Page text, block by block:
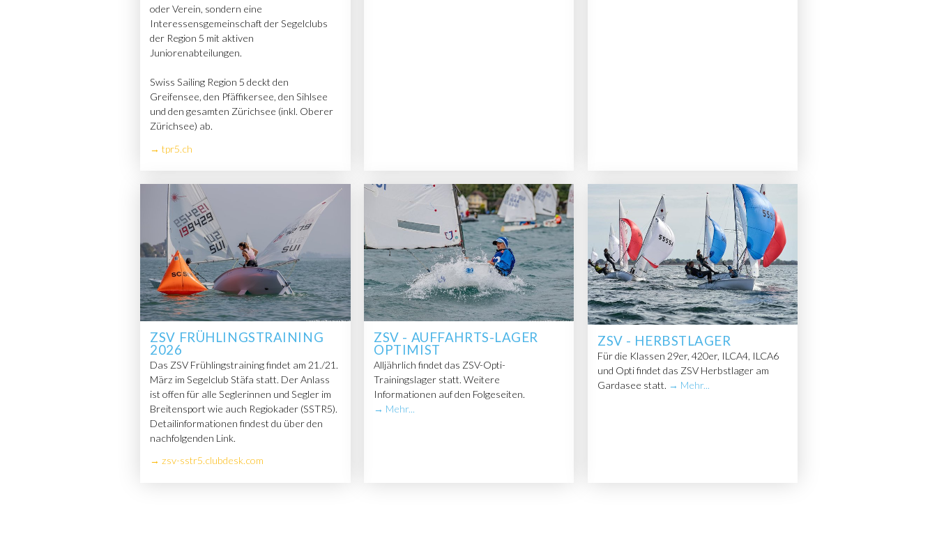
oder Verein, sondern eine
Interessensgemeinschaft der Segelclubs
der Region 5 mit aktiven
Juniorenabteilungen.
Swiss Sailing Region 5 deckt den
Greifensee, den Pfäffikersee, den Sihlsee
und den gesamten Zürichsee (inkl. Oberer
Zürichsee) ab.
→ tpr5.ch
ZSV FRÜHLINGSTRAINING
2026
Das ZSV Frühlingstraining findet am 21./21.
März im Segelclub Stäfa statt. Der Anlass
ist offen für alle Seglerinnen und Segler im
Breitensport wie auch Regiokader (SSTR5).
Detailinformationen findest du über den
nachfolgenden Link.
→ zsv-sstr5.clubdesk.com
ZSV - AUFFAHRTS-LAGER
OPTIMIST
Alljährlich findet das ZSV-Opti-
Trainingslager statt. Weitere
Informationen auf den Folgeseiten.
→ Mehr...
ZSV - HERBSTLAGER
Für die Klassen 29er, 420er, ILCA4, ILCA6
und Opti findet das ZSV Herbstlager am
Gardasee statt. → Mehr...